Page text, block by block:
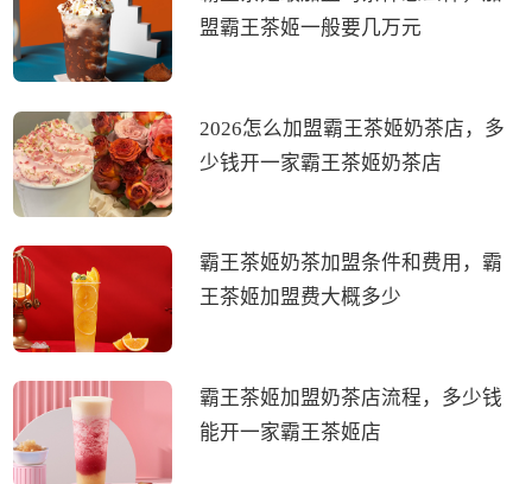
盟霸王茶姬一般要几万元
2026怎么加盟霸王茶姬奶茶店，多
少钱开一家霸王茶姬奶茶店
霸王茶姬奶茶加盟条件和费用，霸
王茶姬加盟费大概多少
霸王茶姬加盟奶茶店流程，多少钱
能开一家霸王茶姬店